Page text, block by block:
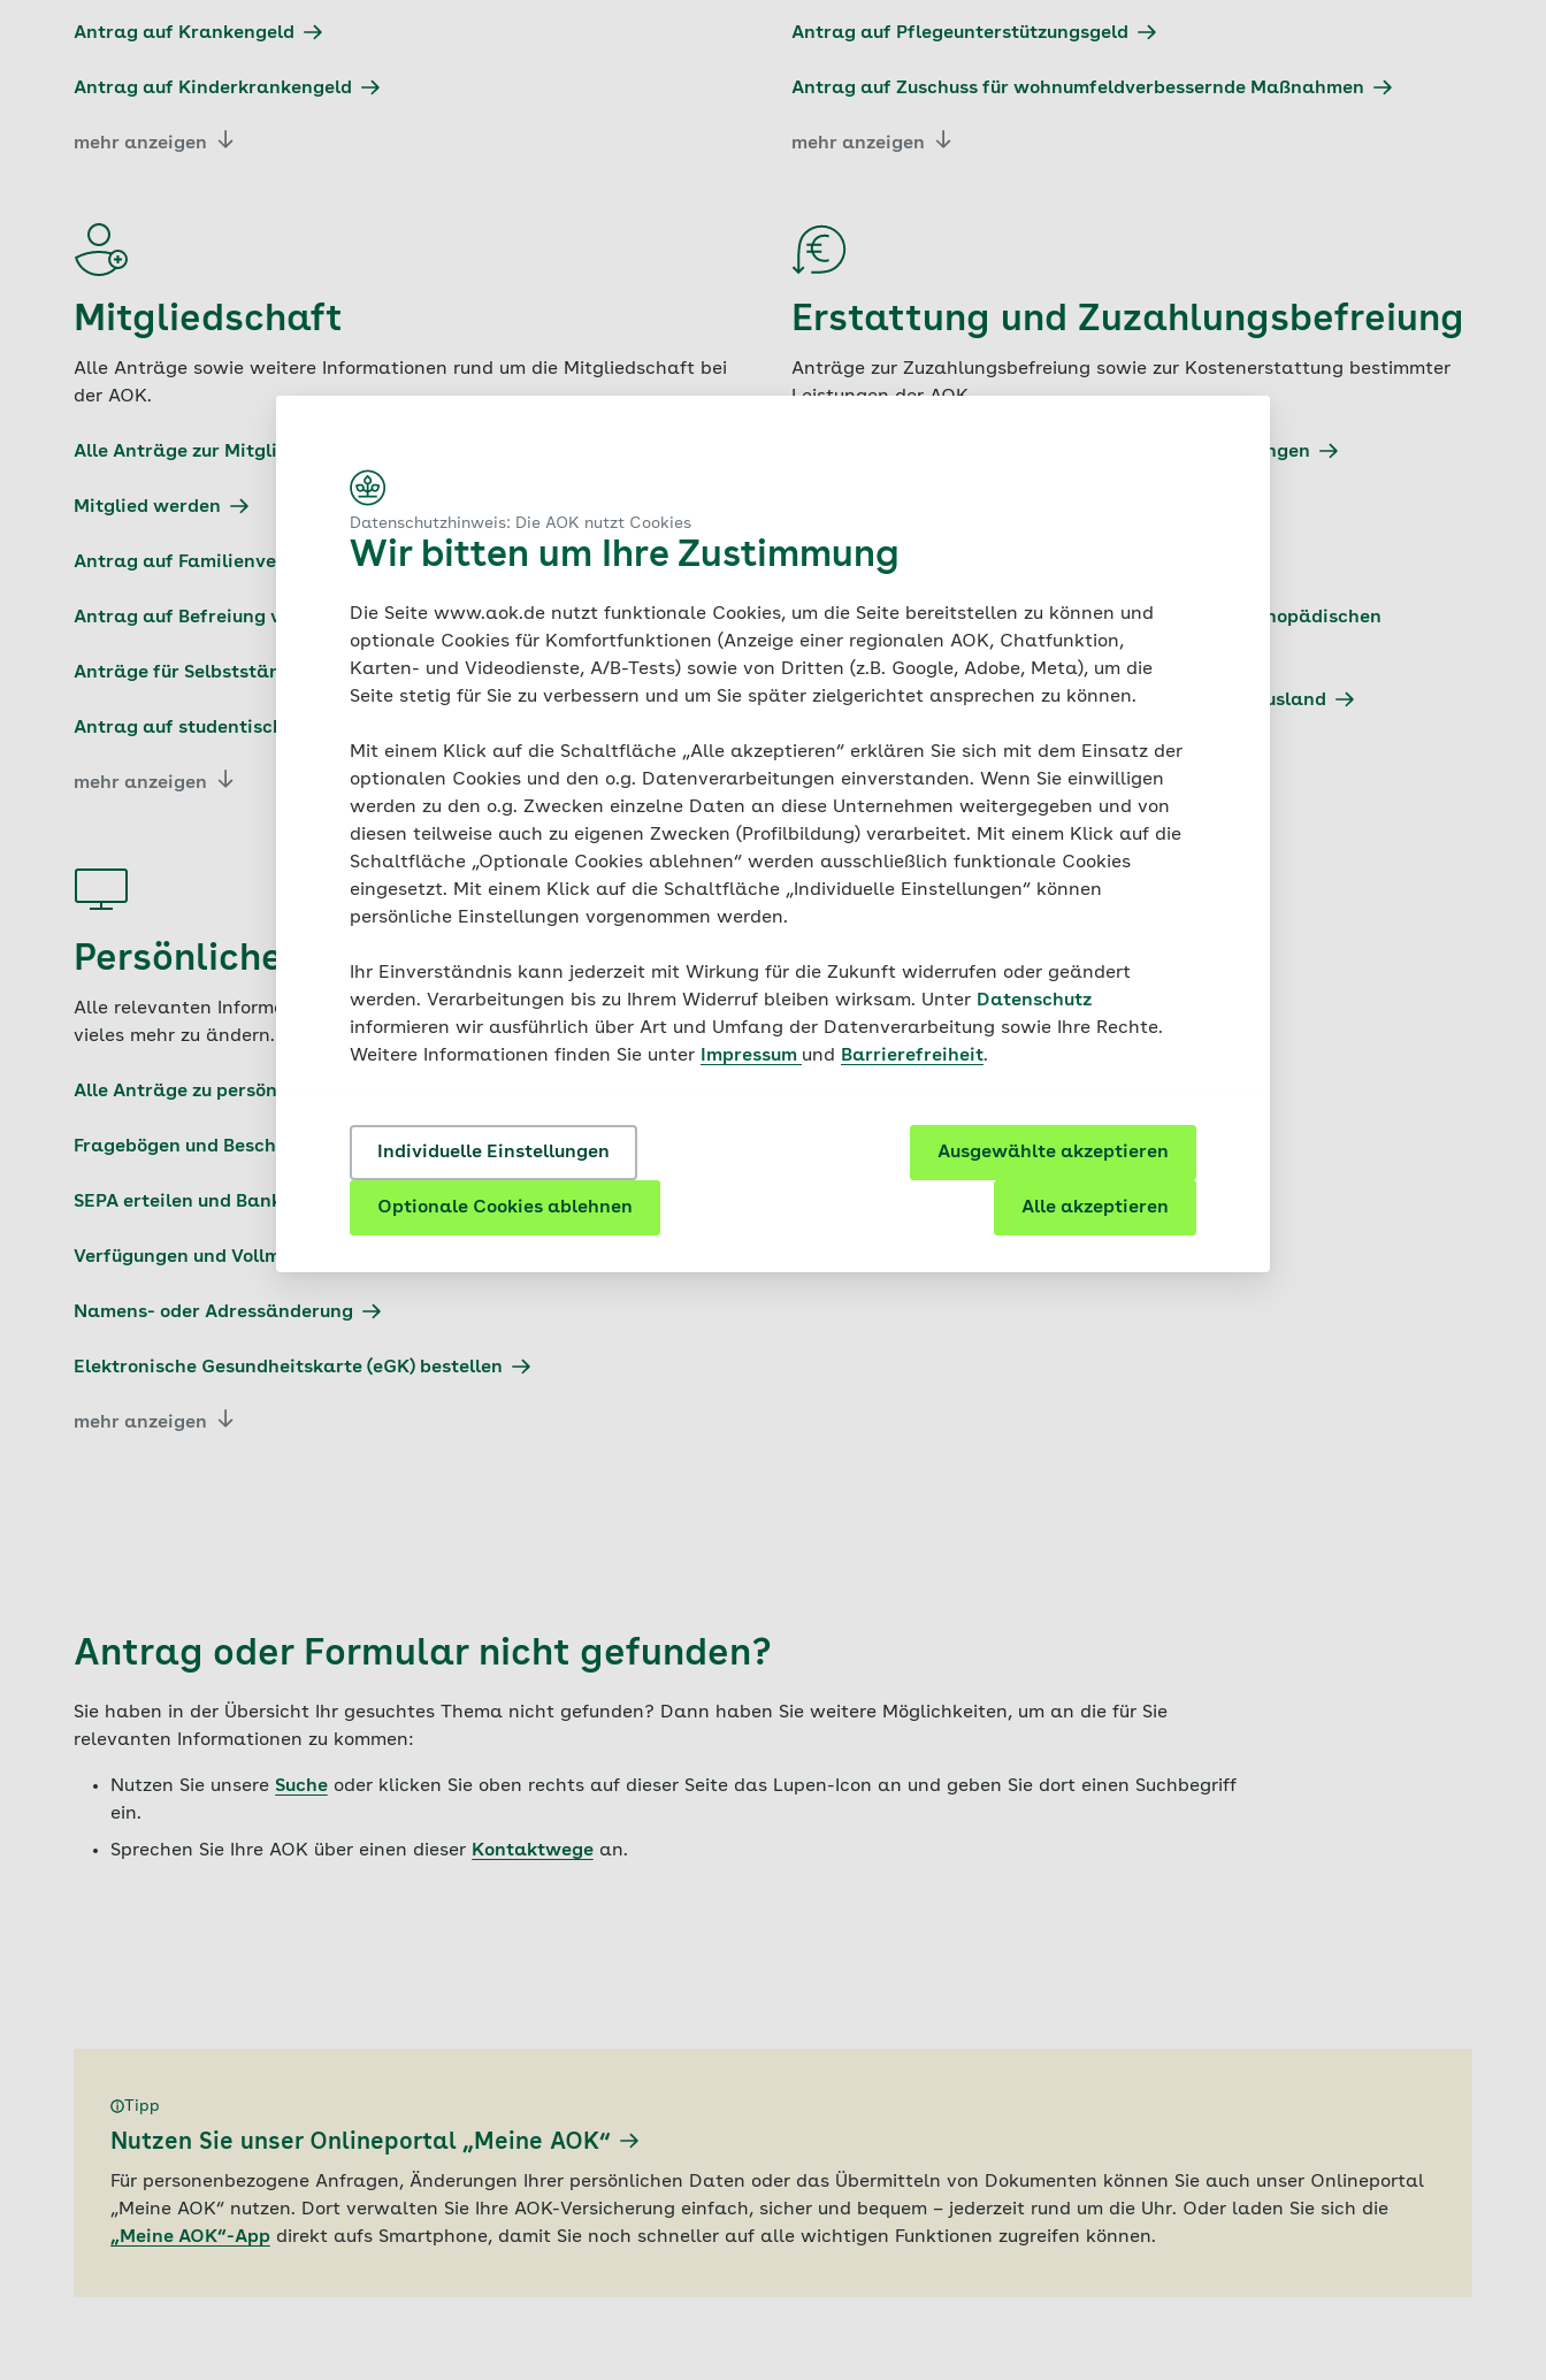
Datenschutzhinweis: Die AOK nutzt Cookies
Wir bitten um Ihre Zustimmung
Die Seite www.aok.de nutzt funktionale Cookies, um die Seite bereitstellen zu können und
optionale Cookies für Komfortfunktionen (Anzeige einer regionalen AOK, Chatfunktion,
Karten- und Videodienste, A/B-Tests) sowie von Dritten (z.B. Google, Adobe, Meta), um die
Seite stetig für Sie zu verbessern und um Sie später zielgerichtet ansprechen zu können.
Mit einem Klick auf die Schaltfläche „Alle akzeptieren“ erklären Sie sich mit dem Einsatz der
optionalen Cookies und den o.g. Datenverarbeitungen einverstanden. Wenn Sie einwilligen
werden zu den o.g. Zwecken einzelne Daten an diese Unternehmen weitergegeben und von
diesen teilweise auch zu eigenen Zwecken (Profilbildung) verarbeitet. Mit einem Klick auf die
Schaltfläche „Optionale Cookies ablehnen“ werden ausschließlich funktionale Cookies
eingesetzt. Mit einem Klick auf die Schaltfläche „Individuelle Einstellungen“ können
persönliche Einstellungen vorgenommen werden.
Ihr Einverständnis kann jederzeit mit Wirkung für die Zukunft widerrufen oder geändert
werden. Verarbeitungen bis zu Ihrem Widerruf bleiben wirksam. Unter Datenschutz
informieren wir ausführlich über Art und Umfang der Datenverarbeitung sowie Ihre Rechte.
Weitere Informationen finden Sie unter
Impressum und Barrierefreiheit.
Individuelle Einstellungen Ausgewählte akzeptieren
Optionale Cookies ablehnen Alle akzeptieren
Antrag auf Krankengeld
Antrag auf Kinderkrankengeld
mehr anzeigen
Antrag auf Pflegeunterstützungsgeld
Antrag auf Zuschuss für wohnumfeldverbessernde Maßnahmen
mehr anzeigen
Mitgliedschaft
Alle Anträge sowie weitere Informationen rund um die Mitgliedschaft bei
der AOK.
Alle Anträge zur Mitgliedschaft
Mitglied werden
Antrag auf Familienversicherung
Antrag auf Befreiung von der Versicherungspflicht
Anträge für Selbstständige und freiwillige Versicherung
Antrag auf studentische Krankenversicherung
mehr anzeigen
Erstattung und Zuzahlungsbefreiung
Anträge zur Zuzahlungsbefreiung sowie zur Kostenerstattung bestimmter
Leistungen der AOK.
Alle Anträge zu Erstattungen und Zuzahlungsbefreiungen
Antrag auf Befreiung von Zuzahlungen
Antrag auf Erstattung des Eigenanteils bei kieferorthopädischen
Behandlungen
Antrag auf Kostenerstattung für Behandlungen im Ausland
Erstattungen und Rechnungen einreichen
Persönliche Daten und Auskünfte
Alle relevanten Informationen und Formulare, um persönliche Daten und
vieles mehr zu ändern.
Alle Anträge zu persönlichen Daten und Auskünften
Fragebögen und Bescheinigungen
SEPA erteilen und Bankverbindung ändern
Verfügungen und Vollmachten
Namens- oder Adressänderung
Elektronische Gesundheitskarte (eGK) bestellen
mehr anzeigen
Antrag oder Formular nicht gefunden?
Sie haben in der Übersicht Ihr gesuchtes Thema nicht gefunden? Dann haben Sie weitere Möglichkeiten, um an die für Sie
relevanten Informationen zu kommen:
Nutzen Sie unsere Suche oder klicken Sie oben rechts auf dieser Seite das Lupen-Icon an und geben Sie dort einen Suchbegriff
ein.
Sprechen Sie Ihre AOK über einen dieser Kontaktwege an.
Tipp
Nutzen Sie unser Onlineportal „Meine AOK“
Für personenbezogene Anfragen, Änderungen Ihrer persönlichen Daten oder das Übermitteln von Dokumenten können Sie auch unser Onlineportal
„Meine AOK“ nutzen. Dort verwalten Sie Ihre AOK-Versicherung einfach, sicher und bequem – jederzeit rund um die Uhr. Oder laden Sie sich die
„Meine AOK“-App direkt aufs Smartphone, damit Sie noch schneller auf alle wichtigen Funktionen zugreifen können.